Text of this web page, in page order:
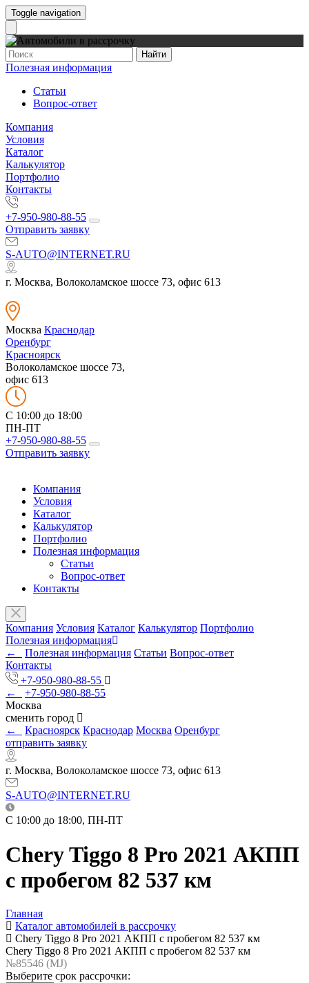
Toggle navigation
Найти
Полезная информация
Статьи
Вопрос-ответ
Компания
Условия
Каталог
Калькулятор
Портфолио
Контакты
+7-950-980-88-55
Отправить заявку
S-AUTO@INTERNET.RU
г. Москва, Волоколамское шоссе 73, офис 613
Москва Краснодар
Оренбург
Красноярск
Волоколамское шоссе 73,
офис 613
C 10:00 до 18:00
ПН-ПТ
+7-950-980-88-55
Отправить заявку
Компания
Условия
Каталог
Калькулятор
Портфолио
Полезная информация
Статьи
Вопрос-ответ
Контакты
Компания Условия Каталог Калькулятор Портфолио
Полезная информация
←
Полезная информация Статьи Вопрос-ответ
Контакты
+7-950-980-88-55
←
+7-950-980-88-55
Москва
сменить город
←
Красноярск Краснодар Москва Оренбург
отправить заявку
г. Москва, Волоколамское шоссе 73, офис 613
S-AUTO@INTERNET.RU
C 10:00 до 18:00, ПН-ПТ
Chery Tiggo 8 Pro 2021 АКПП
с пробегом 82 537 км
Главная
Каталог автомобилей в рассрочку
Chery Tiggo 8 Pro 2021 АКПП с пробегом 82 537 км
Chery Tiggo 8 Pro 2021 АКПП с пробегом 82 537 км
№85546 (МJ)
Выберите срок рассрочки: